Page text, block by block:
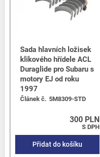
Sada hlavních ložisek
klikového hřídele ACL
Duraglide pro Subaru s
motory EJ od roku
1997
Článek č. 5M8309-STD
300 PLN
S DPH
Přidat do košíku